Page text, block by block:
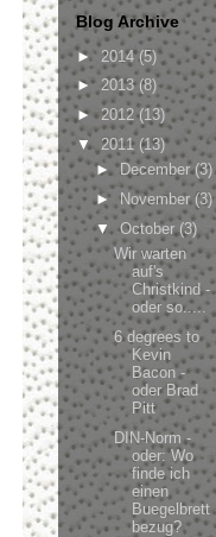
Blog Archive
► 2014(5)
► 2013 (8)
►2012(13)
▼ 2011 (13)
►December(3)
► November (3)
▼October (3)
Wir warten
auf's
Christkind -
oder so.....
6 degrees to
Kevin
Bacon -
oder Brad
Pitt
DIN-Norm -
oder: Wo
finde ich
einen
Buegelbrett
bezug?